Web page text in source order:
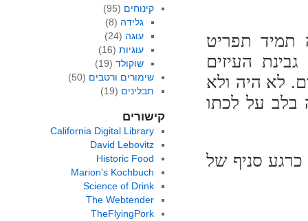
תמיד תפריט
העיזים
לא היה ולא
בלב על לכתו
סניף של
קינוחים (95)
גלידה (8)
עוגה (24)
עוגיות (16)
שוקולד (19)
שימורים ורטבים (50)
תבלינים (19)
קישורים
California Digital Library
David Lebovitz
Historic Food
Marion's Kochbuch
Science of Drink
The Webtender
TheFlyingPork